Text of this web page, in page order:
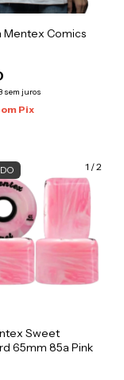
Mentex Comics
sem juros
Pix
1 /2
Sweet
65mm 85a Pink